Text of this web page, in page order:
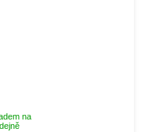
na